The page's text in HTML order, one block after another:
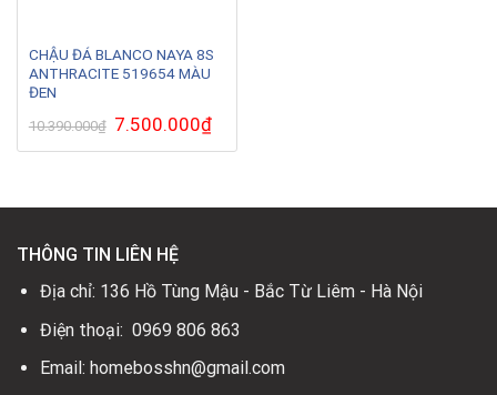
CHẬU ĐÁ BLANCO NAYA 8S
ANTHRACITE 519654 MÀU
ĐEN
10.390.000₫ Giá
gốc
là:
7.500.000₫Giá
hiện
tại
THÔNG TIN LIÊN HỆ
Địa chỉ: 136 Hồ Tùng Mậu - Bắc Từ Liêm - Hà Nội
Điện thoại: 0969 806 863
Email: homebosshn@gmail.com